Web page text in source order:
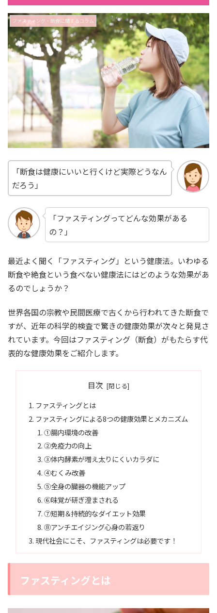
ファスティング・断食に関するコラム
「断食は健康にいいと行くけど実際どうなん
だろう」
「ファスティングってどんな効果がある
の？」
最近よく聞く「ファスティング」という健康法。いわゆる
断食や絶食という食べない健康法にはどのような効果があ
るのでしょうか？
世界各国の宗教や民間医療で古くから行われてきた断食で
すが、近年の科学的検査で驚きの健康効果が次々と発見さ
れています。今回はファスティング（断食）がもたらす代
表的な健康効果をご紹介します。
目次
ファスティングとは
ファスティングによる8つの健康効果とメカニズム
①腸内環境の改善
②免疫力の向上
③体内酵素が増え太りにくいカラダに
④むくみ改善
⑤全身の臓器の機能アップ
⑥味覚が研ぎ澄まされる
⑦短期＆持続的なダイエット効果
⑧アンチエイジング心身の若返り
現代社会にこそ、ファスティングは必要です！
ファスティングとは